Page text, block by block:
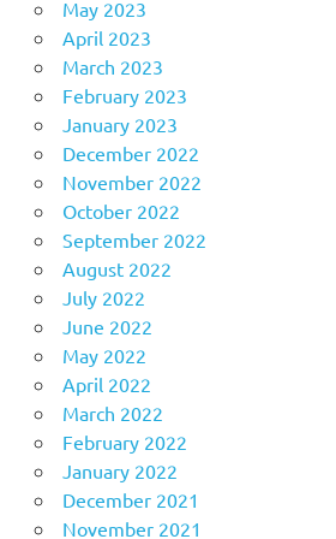
May 2023
April 2023
March 2023
February 2023
January 2023
December 2022
November 2022
October 2022
September 2022
August 2022
July 2022
June 2022
May 2022
April 2022
March 2022
February 2022
January 2022
December 2021
November 2021